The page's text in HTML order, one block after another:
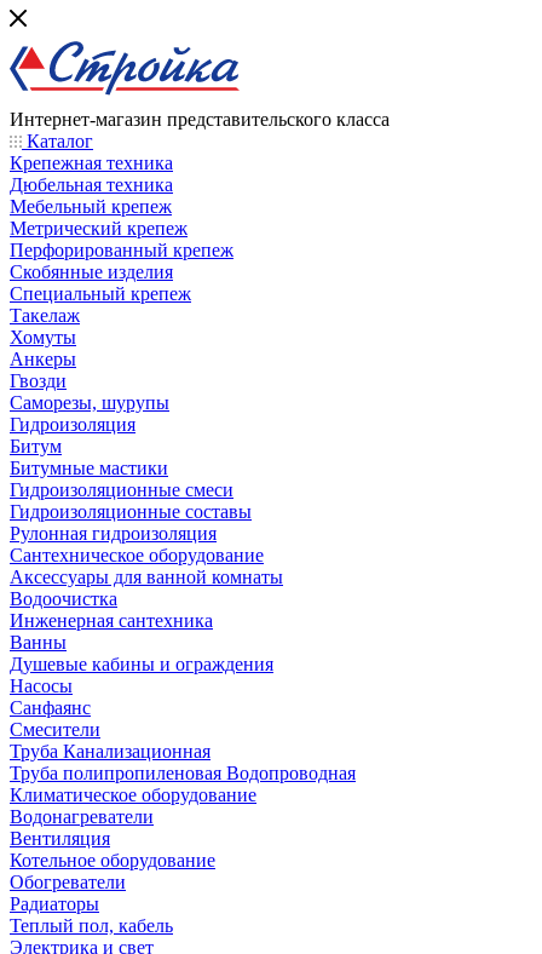
Интернет-магазин представительского класса
Каталог
Крепежная техника
Дюбельная техника
Мебельный крепеж
Метрический крепеж
Перфорированный крепеж
Скобянные изделия
Специальный крепеж
Такелаж
Хомуты
Анкеры
Гвозди
Саморезы, шурупы
Гидроизоляция
Битум
Битумные мастики
Гидроизоляционные смеси
Гидроизоляционные составы
Рулонная гидроизоляция
Сантехническое оборудование
Аксессуары для ванной комнаты
Водоочистка
Инженерная сантехника
Ванны
Душевые кабины и ограждения
Насосы
Санфаянс
Смесители
Труба Канализационная
Труба полипропиленовая Водопроводная
Климатическое оборудование
Водонагреватели
Вентиляция
Котельное оборудование
Обогреватели
Радиаторы
Теплый пол, кабель
Электрика и свет